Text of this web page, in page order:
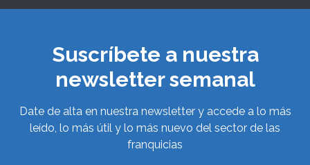
Suscríbete a nuestra
newsletter semanal
Date de alta en nuestra newsletter y accede a lo más
leído, lo más útil y lo más nuevo del sector de las
franquicias